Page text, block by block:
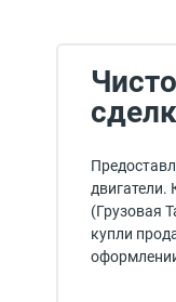
двигатели.
(Грузовая
купли